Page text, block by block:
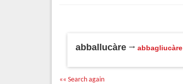
abballucàre abbagliucàre
«« Search again